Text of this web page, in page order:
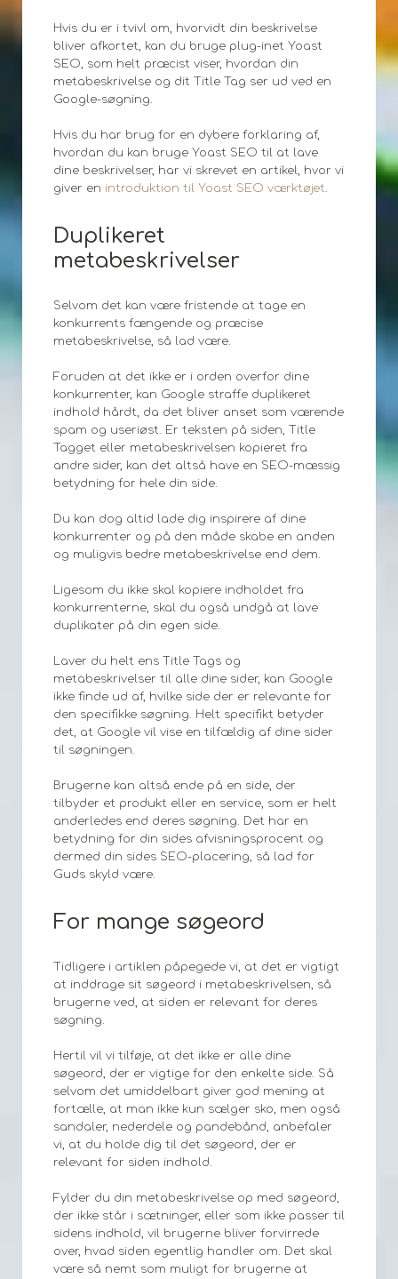
Hvis du er i tvivl om, hvorvidt din beskrivelse
bliver afkortet, kan du bruge plug-inet Yoast
SEO, som helt præcist viser, hvordan din
metabeskrivelse og dit Title Tag ser ud ved en
Google-søgning.
Hvis du har brug for en dybere forklaring af,
hvordan du kan bruge Yoast SEO til at lave
dine beskrivelser, har vi skrevet en artikel, hvor vi
giver en introduktion til Yoast SEO værktøjet.
Duplikeret
metabeskrivelser
Selvom det kan være fristende at tage en
konkurrents fængende og præcise
metabeskrivelse, så lad være.
Foruden at det ikke er i orden overfor dine
konkurrenter, kan Google straffe duplikeret
indhold hårdt, da det bliver anset som værende
spam og useriøst. Er teksten på siden, Title
Tagget eller metabeskrivelsen kopieret fra
andre sider, kan det altså have en SEO-mæssig
betydning for hele din side.
Du kan dog altid lade dig inspirere af dine
konkurrenter og på den måde skabe en anden
og muligvis bedre metabeskrivelse end dem.
Ligesom du ikke skal kopiere indholdet fra
konkurrenterne, skal du også undgå at lave
duplikater på din egen side.
Laver du helt ens Title Tags og
metabeskrivelser til alle dine sider, kan Google
ikke finde ud af, hvilke side der er relevante for
den specifikke søgning. Helt specifikt betyder
det, at Google vil vise en tilfældig af dine sider
til søgningen.
Brugerne kan altså ende på en side, der
tilbyder et produkt eller en service, som er helt
anderledes end deres søgning. Det har en
betydning for din sides afvisningsprocent og
dermed din sides SEO-placering, så lad for
Guds skyld være.
For mange søgeord
Tidligere i artiklen påpegede vi, at det er vigtigt
at inddrage sit søgeord i metabeskrivelsen, så
brugerne ved, at siden er relevant for deres
søgning.
Hertil vil vi tilføje, at det ikke er alle dine
søgeord, der er vigtige for den enkelte side. Så
selvom det umiddelbart giver god mening at
fortælle, at man ikke kun sælger sko, men også
sandaler, nederdele og pandebånd, anbefaler
vi, at du holde dig til det søgeord, der er
relevant for siden indhold.
Fylder du din metabeskrivelse op med søgeord,
der ikke står i sætninger, eller som ikke passer til
sidens indhold, vil brugerne bliver forvirrede
over, hvad siden egentlig handler om. Det skal
være så nemt som muligt for brugerne at